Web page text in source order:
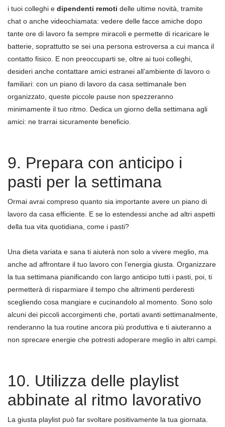
i tuoi colleghi e dipendenti remoti delle ultime novità, tramite
chat o anche videochiamata: vedere delle facce amiche dopo
tante ore di lavoro fa sempre miracoli e permette di ricaricare le
batterie, soprattutto se sei una persona estroversa a cui manca il
contatto fisico. E non preoccuparti se, oltre ai tuoi colleghi,
desideri anche contattare amici estranei all’ambiente di lavoro o
familiari: con un piano di lavoro da casa settimanale ben
organizzato, queste piccole pause non spezzeranno
minimamente il tuo ritmo. Dedica un giorno della settimana agli
amici: ne trarrai sicuramente beneficio.
9. Prepara con anticipo i
pasti per la settimana
Ormai avrai compreso quanto sia importante avere un piano di
lavoro da casa efficiente. E se lo estendessi anche ad altri aspetti
della tua vita quotidiana, come i pasti?
Una dieta variata e sana ti aiuterà non solo a vivere meglio, ma
anche ad affrontare il tuo lavoro con l’energia giusta. Organizzare
la tua settimana pianificando con largo anticipo tutti i pasti, poi, ti
permetterà di risparmiare il tempo che altrimenti perderesti
scegliendo cosa mangiare e cucinandolo al momento. Sono solo
alcuni dei piccoli accorgimenti che, portati avanti settimanalmente,
renderanno la tua routine ancora più produttiva e ti aiuteranno a
non sprecare energie che potresti adoperare meglio in altri campi.
10. Utilizza delle playlist
abbinate al ritmo lavorativo
La giusta playlist può far svoltare positivamente la tua giornata.